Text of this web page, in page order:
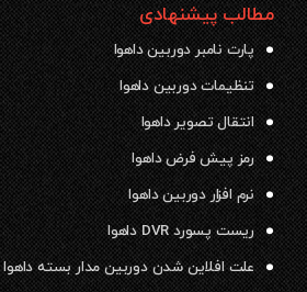
مطالب پیشنهادی
پارت نامبر دوربین داهوا
تنظیمات دوربین داهوا
انتقال تصویر داهوا
رمز پیش فرض داهوا
نرم افزار دوربین داهوا
ریست پسورد DVR داهوا
علت افلاین شدن دوربین مدار بسته داهوا